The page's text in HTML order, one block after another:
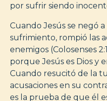
por sufrir siendo
Cuando Jesús se negó
sufrimiento, rompió las
enemigos (Colosenses
porque Jesús es Dios y
Cuando resucitó de la
acusaciones en su
es la prueba de que él